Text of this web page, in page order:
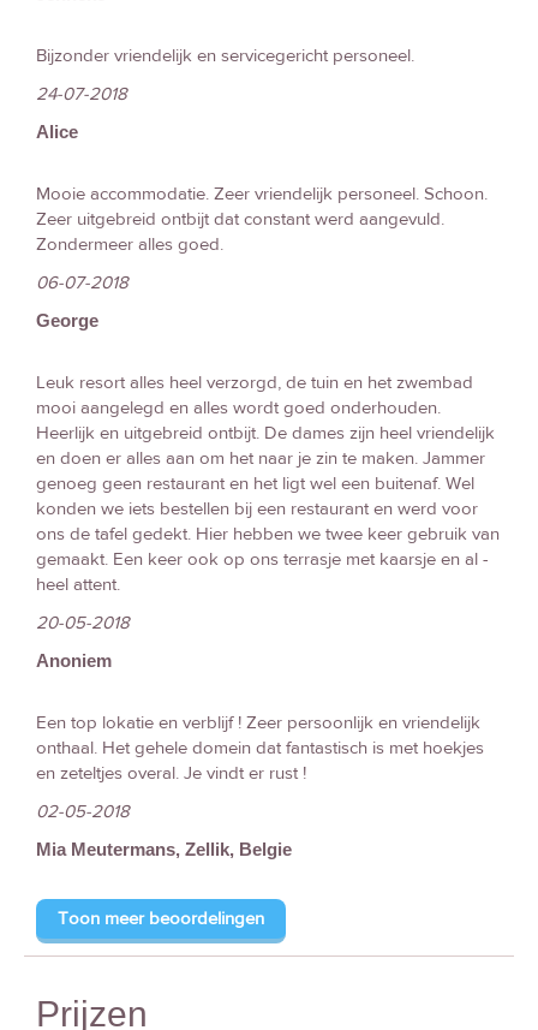
Bijzonder vriendelijk en servicegericht personeel.
24-07-2018
Alice
Mooie accommodatie. Zeer vriendelijk personeel. Schoon.
Zeer uitgebreid ontbijt dat constant werd aangevuld.
Zondermeer alles goed.
06-07-2018
George
Leuk resort alles heel verzorgd, de tuin en het zwembad
mooi aangelegd en alles wordt goed onderhouden.
Heerlijk en uitgebreid ontbijt. De dames zijn heel vriendelijk
en doen er alles aan om het naar je zin te maken. Jammer
genoeg geen restaurant en het ligt wel een buitenaf. Wel
konden we iets bestellen bij een restaurant en werd voor
ons de tafel gedekt. Hier hebben we twee keer gebruik van
gemaakt. Een keer ook op ons terrasje met kaarsje en al -
heel attent.
20-05-2018
Anoniem
Een top lokatie en verblijf ! Zeer persoonlijk en vriendelijk
onthaal. Het gehele domein dat fantastisch is met hoekjes
en zeteltjes overal. Je vindt er rust !
02-05-2018
Mia Meutermans, Zellik, Belgie
Toon meer beoordelingen
Prijzen